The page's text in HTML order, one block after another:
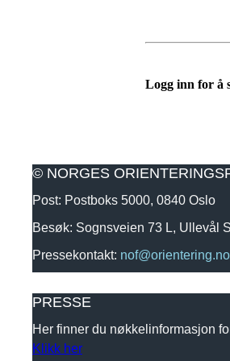
Logg inn for å
© NORGES
Post: Postboks 5000, 0840 Oslo
Besøk: Sognsveien 73 L, Ullevål
Pressekontakt: nof@orientering.no
PRESSE
Her finner du nøkkelinformasjon
Klikk her